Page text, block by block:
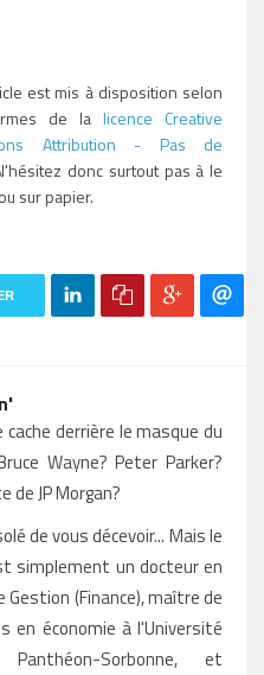
est mis à disposition selon
de la licence Creative
Attribution - Pas de
donc surtout pas à le
sur papier.
cache derrière le masque du
Wayne? Peter Parker?
de JP Morgan?
de vous décevoir... Mais le
simplement un docteur en
Gestion (Finance), maître de
en économie à l'Université
Sorbonne, et